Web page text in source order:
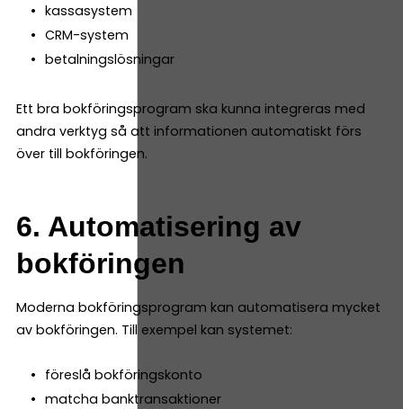
kassasystem
CRM-system
betalningslösningar
Ett bra bokföringsprogram ska kunna integreras med
andra verktyg så att informationen automatiskt förs
över till bokföringen.
6. Automatisering av
bokföringen
Moderna bokföringsprogram kan automatisera mycket
av bokföringen. Till exempel kan systemet:
föreslå bokföringskonto
matcha banktransaktioner